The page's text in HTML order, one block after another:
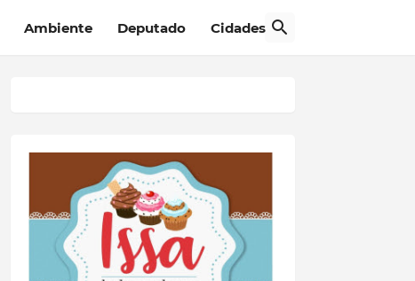
Ambiente Deputado Cidades